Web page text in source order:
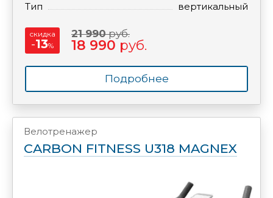
Тип
вертикальный
скидка
-13%
21 990руб.
18 990 руб.
Подробнее
Велотренажер
CARBON FITNESS U318 MAGNEX